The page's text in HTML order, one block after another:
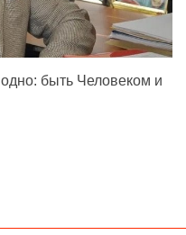
быть Человеком и